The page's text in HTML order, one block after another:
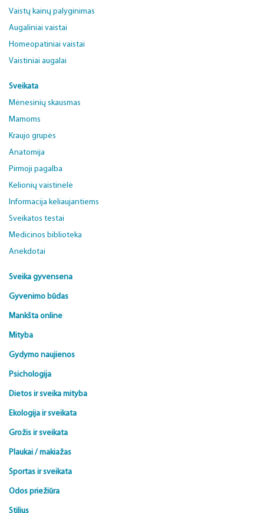
Vaistų kainų palyginimas
Augaliniai vaistai
Homeopatiniai vaistai
Vaistiniai augalai
Sveikata
Mėnesinių skausmas
Mamoms
Kraujo grupės
Anatomija
Pirmoji pagalba
Kelionių vaistinėlė
Informacija keliaujantiems
Sveikatos testai
Medicinos biblioteka
Anekdotai
Sveika gyvensena
Gyvenimo būdas
Mankšta online
Mityba
Gydymo naujienos
Psichologija
Dietos ir sveika mityba
Ekologija ir sveikata
Grožis ir sveikata
Plaukai / makiažas
Sportas ir sveikata
Odos priežiūra
Stilius